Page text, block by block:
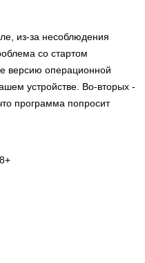
из-за несоблюдения
со стартом
версию операционной
устройстве. Во-вторых -
программа попросит